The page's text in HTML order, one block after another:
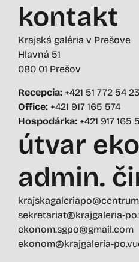
kontakt
Krajská galéria v Prešove
Hlavná 51
080 01 Prešov
Recepcia: +421 51 772 54 23
Office: +421 917 165 574
Hospodárka: +421 917 165
útvar
admin.
sekretariat@krajgaleria-
ekonom.sgpo@gmail.com
ekonom@krajgaleria-